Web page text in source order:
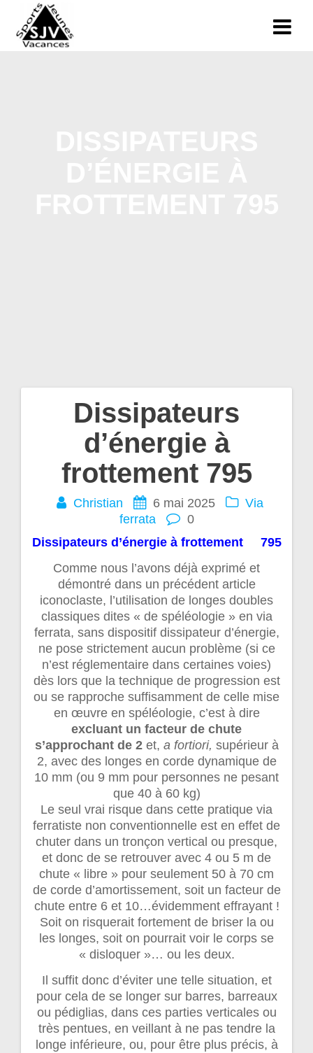
Dissipateurs
d’énergie à
frottement 795
Christian 6 mai 2025
Via
ferrata
0
Dissipateurs d’énergie à frottement 795
Comme nous l’avons déjà exprimé et
démontré dans un précédent article
iconoclaste, l’utilisation de longes doubles
classiques dites « de spéléologie » en via
ferrata, sans dispositif dissipateur d’énergie,
ne pose strictement aucun problème (si ce
n’est réglementaire dans certaines voies)
dès lors que la technique de progression est
ou se rapproche suffisamment de celle mise
en œuvre en spéléologie, c’est à dire
excluant un facteur de chute
s’approchantde 2 et, a fortiori, supérieur à
2, avec des longes en corde dynamique de
10 mm (ou 9 mm pour personnes ne pesant
que 40 à 60 kg)
Le seul vrai risque dans cette pratique via
ferratiste non conventionnelle est en effet de
chuter dans un tronçon vertical ou presque,
et donc de se retrouver avec 4 ou 5 m de
chute « libre » pour seulement 50 à 70 cm
de corde d’amortissement, soit un facteur de
chute entre 6 et 10…évidemment effrayant !
Soit on risquerait fortement de briser la ou
les longes, soit on pourrait voir le corps se
« disloquer »… ou les deux.
Il suffit donc d’éviter une telle situation, et
pour cela de se longer sur barres, barreaux
ou pédiglias, dans ces parties verticales ou
très pentues, en veillant à ne pas tendre la
longe inférieure, ou, pour être plus précis, à
Navigation
l’article